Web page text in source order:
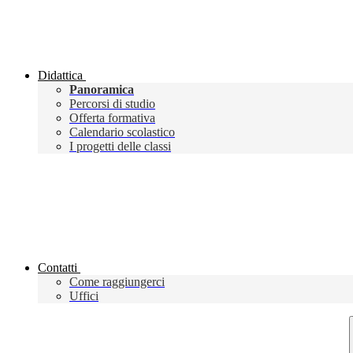
Didattica
Panoramica
Percorsi di studio
Offerta formativa
Calendario scolastico
I progetti delle classi
Contatti
Come raggiungerci
Uffici